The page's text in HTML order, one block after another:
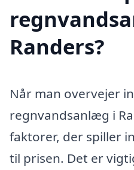
Randers?
Når man overvejer
regnvandsanlæg i
faktorer, der spiller
til prisen. Det er